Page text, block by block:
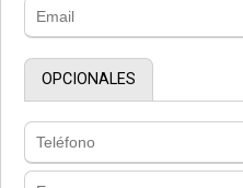
OPCIONALES